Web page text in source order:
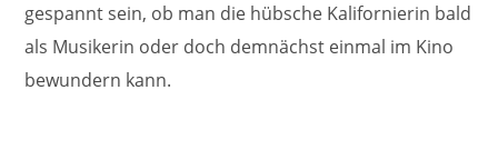
gespannt sein, ob man die hübsche Kalifornierin bald
als Musikerin oder doch demnächst einmal im Kino
bewundern kann.